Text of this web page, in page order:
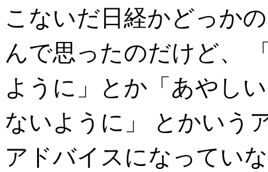
こないだ日経かどっか
んで思ったのだけど、
ように」とか「あやし
ないように」 とかいう
アドバイスになってい